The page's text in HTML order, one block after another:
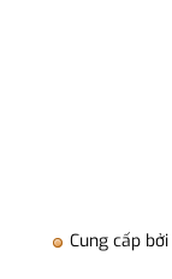
Cung cấp bởi